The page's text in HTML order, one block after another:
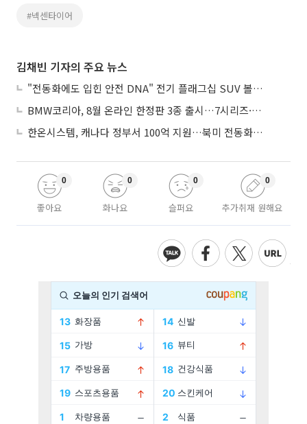
#넥센타이어
김채빈 기자의 주요 뉴스
"전동화에도 입힌 안전 DNA" 전기 플래그십 SUV 볼보 'EX90'
BMW코리아, 8월 온라인 한정판 3종 출시…7시리즈·X7·M340i 투어링
한온시스템, 캐나다 정부서 100억 지원…북미 전동화 시장 가속
좋아요
0
화나요
0
슬퍼요
0
추가취재 원해요
0